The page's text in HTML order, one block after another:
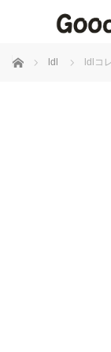
ホーム ldl ldlコ